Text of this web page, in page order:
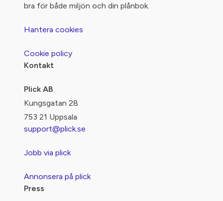
bra för både miljön och din plånbok.
Hantera cookies
Cookie policy
Kontakt
Plick AB
Kungsgatan 28
753 21 Uppsala
support@plick.se
Jobb via plick
Annonsera på plick
Press